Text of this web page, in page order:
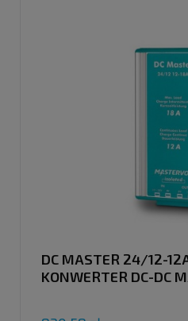
DC MASTER 24/12-
KONWERTER DC-DC